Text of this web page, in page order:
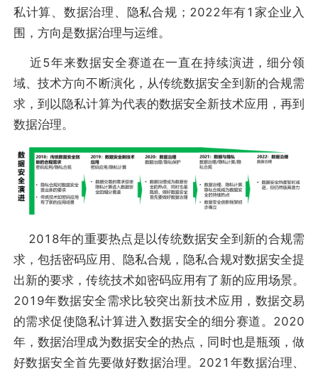
私计算、数据治理、隐私合规；2022年有1家企业入
围，方向是数据治理与运维。
近5年来数据安全赛道在一直在持续演进，细分领
域、技术方向不断演化，从传统数据安全到新的合规需
求，到以隐私计算为代表的数据安全新技术应用，再到
数据治理。
2018年的重要热点是以传统数据安全到新的合规需
求，包括密码应用、隐私合规，隐私合规对数据安全提
出新的要求，传统技术如密码应用有了新的应用场景。
2019年数据安全需求比较突出新技术应用，数据交易
的需求促使隐私计算进入数据安全的细分赛道。2020
年，数据治理成为数据安全的热点，同时也是瓶颈，做
好数据安全首先要做好数据治理。2021年数据治理、